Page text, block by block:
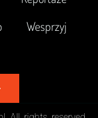
Wesprzyj